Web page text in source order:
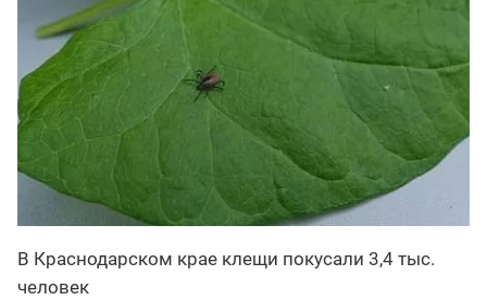
В Краснодарском крае клещи покусали 3,4 тыс.
человек